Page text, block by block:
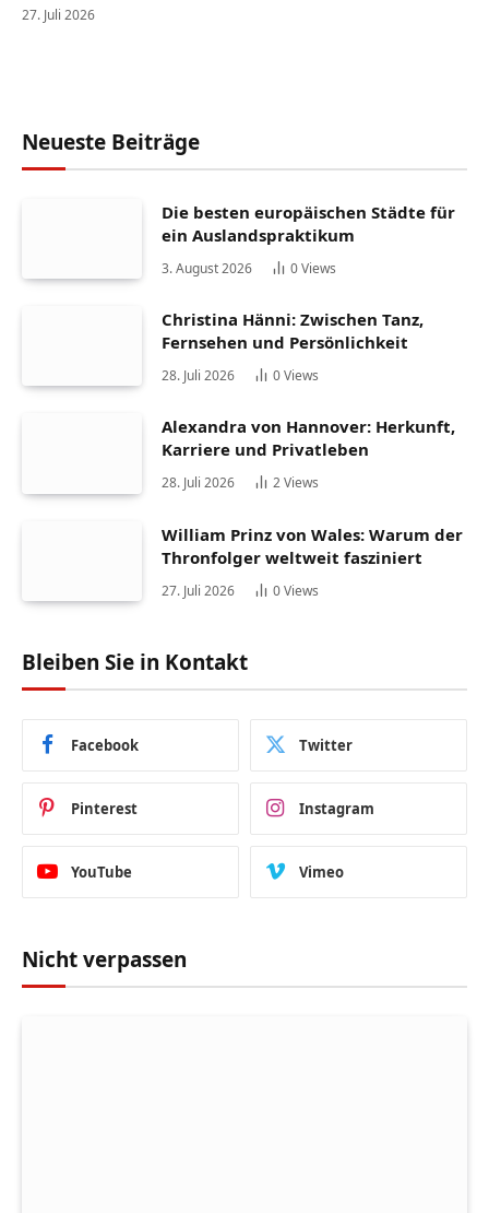
27. Juli 2026
Neueste Beiträge
Die besten europäischen Städte für
ein Auslandspraktikum
3. August 2026 0Views
Christina Hänni: Zwischen Tanz,
Fernsehen und Persönlichkeit
28. Juli 2026 0Views
Alexandra von Hannover: Herkunft,
Karriere und Privatleben
28. Juli 2026 2Views
William Prinz von Wales: Warum der
Thronfolger weltweit fasziniert
27. Juli 2026 0Views
Bleiben Sie in Kontakt
Facebook Twitter
Pinterest Instagram
YouTube Vimeo
Nicht verpassen